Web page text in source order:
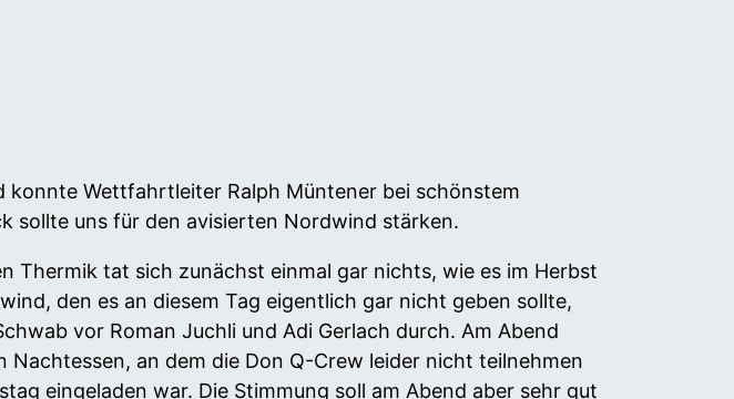
konnte Wettfahrtleiter Ralph Müntener bei schönstem
sollte uns für den avisierten Nordwind stärken.
Thermik tat sich zunächst einmal gar nichts, wie es im Herbst
den es an diesem Tag eigentlich gar nicht geben sollte,
vor Roman Juchli und Adi Gerlach durch. Am Abend
Nachtessen, an dem die Don Q-Crew leider nicht teilnehmen
eingeladen war. Die Stimmung soll am Abend aber sehr gut